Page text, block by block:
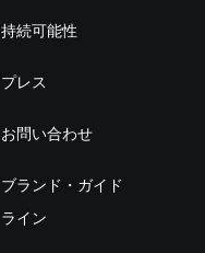
持続可能性
プレス
お問い合わせ
ブランド・ガイド
ライン